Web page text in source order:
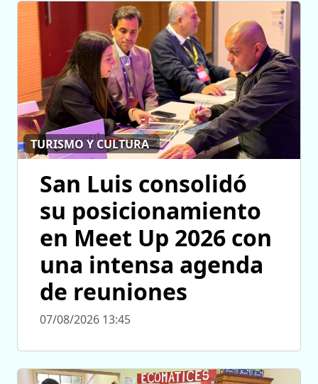
TURISMO Y CULTURA
San Luis consolidó
su posicionamiento
en Meet Up 2026 con
una intensa agenda
de reuniones
07/08/2026 13:45